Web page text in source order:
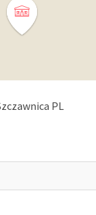
PL